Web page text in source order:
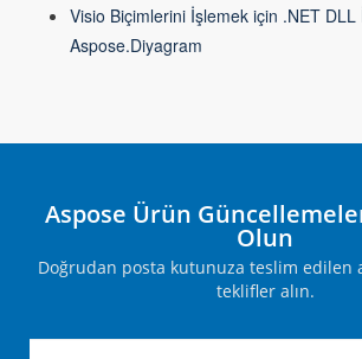
Visio Biçimlerini İşlemek için .NET DLL
Aspose.Diyagram
Aspose Ürün
Olun
Doğrudan posta kutunuza teslim edilen
teklifler alın.